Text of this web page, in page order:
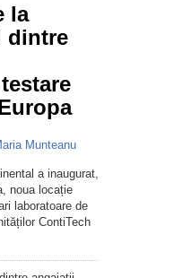
la
dintre
Munteanu
a inaugurat,
noua locație
laboratoare de
ContiTech